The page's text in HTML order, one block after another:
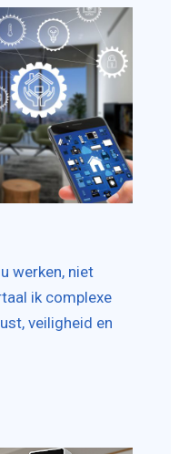
werken, niet
ik complexe
veiligheid en